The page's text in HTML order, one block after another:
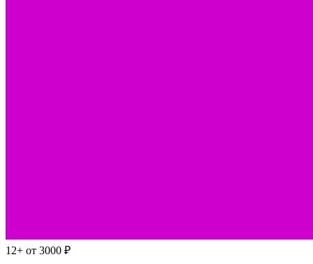
12+ от 3000 ₽